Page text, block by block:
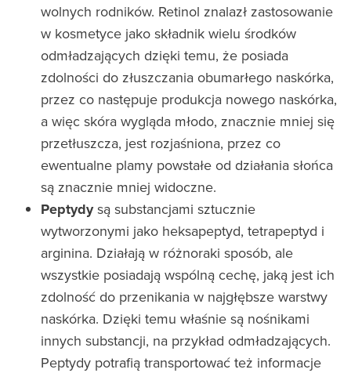
wolnych rodników. Retinol znalazł zastosowanie
w kosmetyce jako składnik wielu środków
odmładzających dzięki temu, że posiada
zdolności do złuszczania obumarłego naskórka,
przez co następuje produkcja nowego naskórka,
a więc skóra wygląda młodo, znacznie mniej się
przetłuszcza, jest rozjaśniona, przez co
ewentualne plamy powstałe od działania słońca
są znacznie mniej widoczne.
Peptydysą substancjami sztucznie
wytworzonymi jako heksapeptyd, tetrapeptyd i
arginina. Działają w różnoraki sposób, ale
wszystkie posiadają wspólną cechę, jaką jest ich
zdolność do przenikania w najgłębsze warstwy
naskórka. Dzięki temu właśnie są nośnikami
innych substancji, na przykład odmładzających.
Peptydy potrafią transportować też informacje